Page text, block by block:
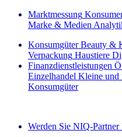
Marktmessung
Marke & Medien
Konsumgüter Beauty &
Verpackung Haustiere
Finanzdienstleistungen
Einzelhandel Kleine und
Konsumgüter
Werden Sie NIQ-Partner